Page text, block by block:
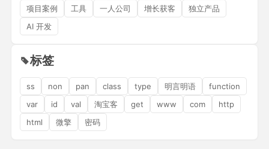
项目案例
工具 一人公司 增长获客
独立产品
AI 开发
标签
ss non pan class type 明言明语
function
var
id val 淘宝客 get www com
http
html
微擎 密码